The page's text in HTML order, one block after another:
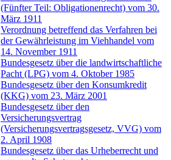
(Fünfter Teil: Obligationenrecht) vom 30.
März 1911
Verordnung betreffend das Verfahren bei
der Gewährleistung im Viehhandel vom
14. November 1911
Bundesgesetz über die landwirtschaftliche
Pacht (LPG) vom 4. Oktober 1985
Bundesgesetz über den Konsumkredit
(KKG) vom 23. März 2001
Bundesgesetz über den
Versicherungsvertrag
(Versicherungsvertragsgesetz, VVG) vom
2. April 1908
Bundesgesetz über das Urheberrecht und